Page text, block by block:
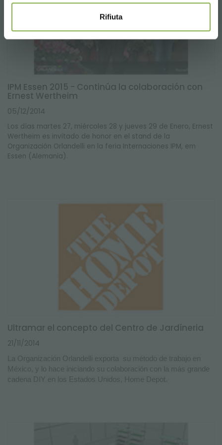
Rifiuta
IPM Essen 2015 - Continúa la colaboración con
Ernest Wertheim
05/12/2014
Los días martes 27, miércoles 28 y jueves 29 de Enero, Ernest
Wertheim es invitado de honor en el stand de la
Organización Orlandelli en la feria Internaciones IPM, em
Essen (Alemania).
Ultramar el concepto del Centro de Jardíneria
21/11/2014
La Organización Orlandelli exporta su método de trabajo en
México, y lo hace iniciando su colaboración con la más grande
cadena DIY en los Estados Unidos, Home Depot.